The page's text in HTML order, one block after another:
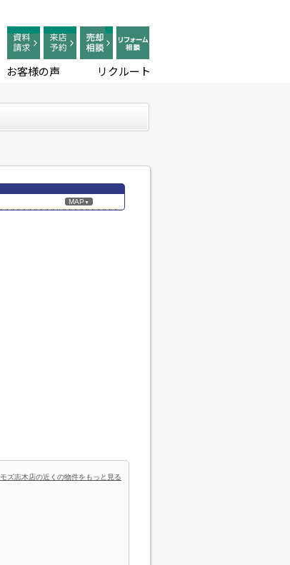
お客様の声 リクルート
MAP ▼
モズ志木店の近くの物件をもっと見る